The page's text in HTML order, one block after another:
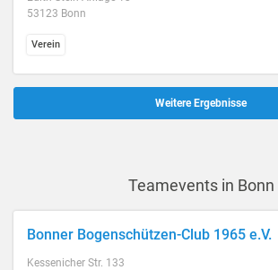
53123 Bonn
Verein
Weitere Ergebnisse
Teamevents in Bonn
Bonner Bogenschützen-Club 1965 e.V.
Kessenicher Str. 133